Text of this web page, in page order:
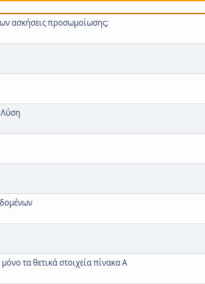
ασκήσεις προσωμοίωσης;
Λύση
τα θετικά στοιχεία πίνακα Α